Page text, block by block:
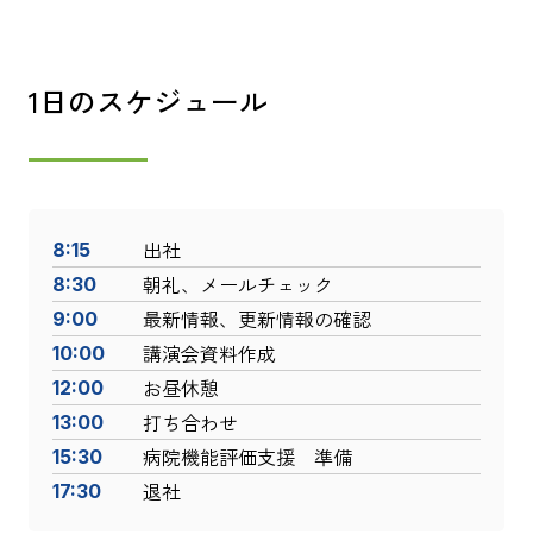
1日のスケジュール
8:15 出社
8:30 朝礼、メールチェック
9:00 最新情報、更新情報の確認
10:00 講演会資料作成
12:00 お昼休憩
13:00 打ち合わせ
15:30 病院機能評価支援 準備
17:30 退社